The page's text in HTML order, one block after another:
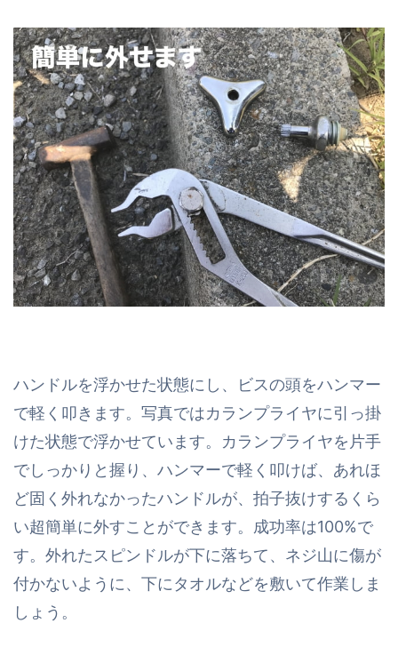
ハンドルを浮かせた状態にし、ビスの頭をハンマー
で軽く叩きます。写真ではカランプライヤに引っ掛
けた状態で浮かせています。カランプライヤを片手
でしっかりと握り、ハンマーで軽く叩けば、あれほ
ど固く外れなかったハンドルが、拍子抜けするくら
い超簡単に外すことができます。成功率は100%で
す。外れたスピンドルが下に落ちて、ネジ山に傷が
付かないように、下にタオルなどを敷いて作業しま
しょう。